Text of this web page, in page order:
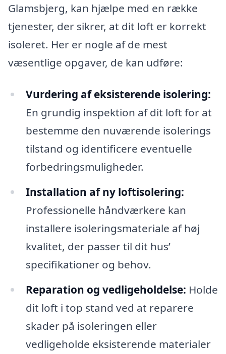
Glamsbjerg, kan hjælpe med en række
tjenester, der sikrer, at dit loft er korrekt
isoleret. Her er nogle af de mest
væsentlige opgaver, de kan udføre:
Vurdering af eksisterende isolering:
En grundig inspektion af dit loft for at
bestemme den nuværende isolerings
tilstand og identificere eventuelle
forbedringsmuligheder.
Installation af ny loftisolering:
Professionelle håndværkere kan
installere isoleringsmateriale af høj
kvalitet, der passer til dit hus’
specifikationer og behov.
Reparation og vedligeholdelse: Holde
dit loft i top stand ved at reparere
skader på isoleringen eller
vedligeholde eksisterende materialer